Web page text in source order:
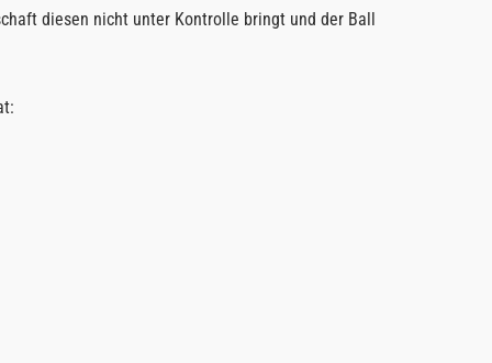
diesen nicht unter Kontrolle bringt und der Ball